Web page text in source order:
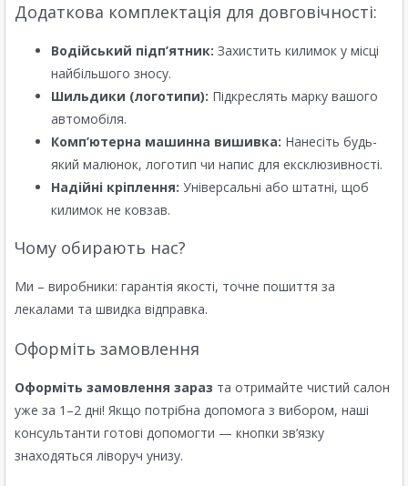
Додаткова комплектація для довговічності:
Водійський підп’ятник: Захистить килимок у місці
найбільшого зносу.
Шильдики (логотипи): Підкреслять марку вашого
автомобіля.
Комп’ютерна машинна вишивка: Нанесіть будь-
який малюнок, логотип чи напис для ексклюзивності.
Надійні кріплення: Універсальні або штатні, щоб
килимок не ковзав.
Чому обирають нас?
Ми – виробники: гарантія якості, точне пошиття за
лекалами та швидка відправка.
Оформіть замовлення
Оформіть замовлення зараз та отримайте чистий салон
уже за 1–2 дні! Якщо потрібна допомога з вибором, наші
консультанти готові допомогти — кнопки зв’язку
знаходяться ліворуч унизу.